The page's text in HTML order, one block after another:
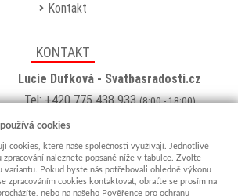
Kontakt
KONTAKT
Lucie Dufková - Svatbasradosti.cz
Tel: +420 775 438 933(8:00 - 18:00)
Email:
Showroom
Jungmannova 627, Kyjov 69701
Po-Pá: po domluvě (více info)
cookies
cookies, které naše společnosti využívají. Jednotlivé
naleznete popsané níže v tabulce. Zvolte
variantu. Pokud byste nás potřebovali ohledně výkonu
zpracováním cookies kontaktovat, obraťte se prosím na
nebo na našeho Pověřence pro ochranu